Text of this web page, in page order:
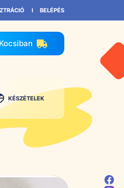
BELÉPÉS
Kocsiban
KÉSZÉTELEK